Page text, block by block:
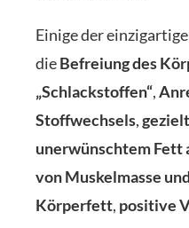
Einige der
dieBefreiung des
„Schlackstoffen“,
Stoffwechsels,
unerwünschtem Fett
von Muskelmasse
Körperfett, positive